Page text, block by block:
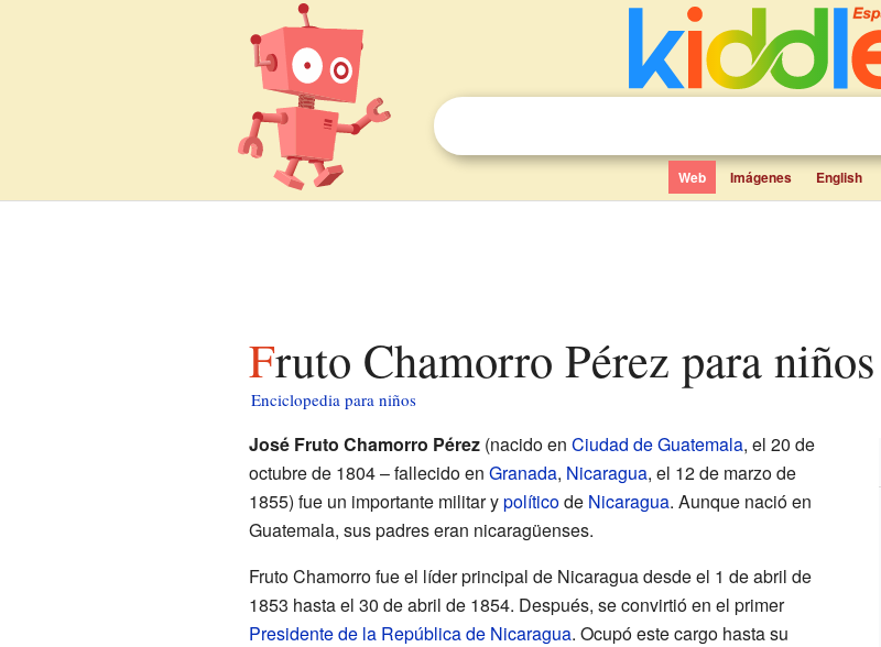
Web Imágenes English
Fruto Chamorro Pérez para niños
Enciclopedia para niños
José Fruto Chamorro Pérez(nacido en Ciudad de Guatemala, el 20 de
octubre de 1804 – fallecido en Granada, Nicaragua, el 12 de marzo de
1855) fue un importante militar ypolíticode Nicaragua. Aunque nació en
Guatemala, sus padres eran nicaragüenses.
Fruto Chamorro fue el líder principal de Nicaragua desde el 1 de abril de
1853 hasta el 30 de abril de 1854. Después, se convirtió en el primer
Presidente de la República de Nicaragua. Ocupó este cargo hasta su